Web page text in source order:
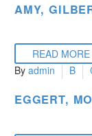
AMY,
READ MORE
By admin B
EGGERT,